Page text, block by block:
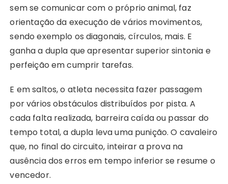
sem se comunicar com o próprio animal, faz
orientação da execução de vários movimentos,
sendo exemplo os diagonais, círculos, mais. E
ganha a dupla que apresentar superior sintonia e
perfeição em cumprir tarefas.
E em saltos, o atleta necessita fazer passagem
por vários obstáculos distribuídos por pista. A
cada falta realizada, barreira caída ou passar do
tempo total, a dupla leva uma punição. O cavaleiro
que, no final do circuito, inteirar a prova na
ausência dos erros em tempo inferior se resume o
vencedor.